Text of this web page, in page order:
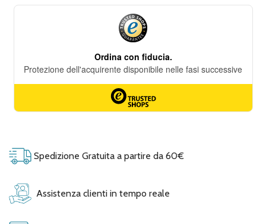
Spedizione Gratuita a partire da 60€
Assistenza clienti in tempo reale